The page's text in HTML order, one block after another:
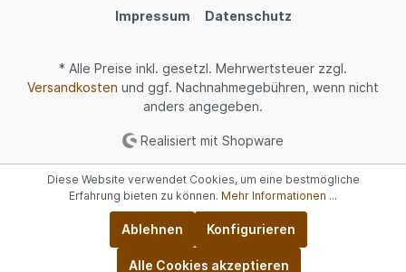
Impressum Datenschutz
* Alle Preise inkl. gesetzl. Mehrwertsteuer zzgl.
Versandkosten und ggf. Nachnahmegebühren, wenn nicht
anders angegeben.
Realisiert mit Shopware
Diese Website verwendet Cookies, um eine bestmögliche
Erfahrung bieten zu können. Mehr Informationen ...
Ablehnen Konfigurieren
Alle Cookies akzeptieren